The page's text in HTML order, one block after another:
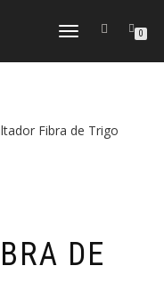
CAMBIAR
0
Fibra de Trigo
DE